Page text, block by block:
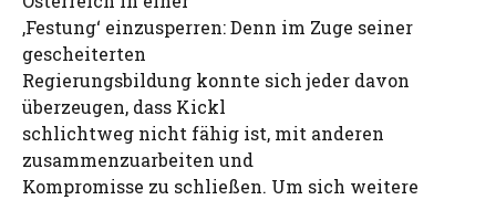
,Festung‘ einzusperren: Denn im Zuge seiner
gescheiterten
Regierungsbildung konnte sich jeder davon
überzeugen, dass Kickl
schlichtweg nicht fähig ist, mit anderen
zusammenzuarbeiten und
Kompromisse zu schließen. Um sich weitere